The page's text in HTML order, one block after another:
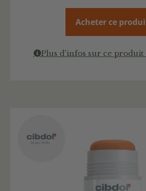
Acheter ce
Plus d'infos sur ce produit